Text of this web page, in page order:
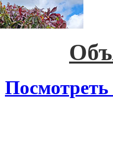
Посмотреть